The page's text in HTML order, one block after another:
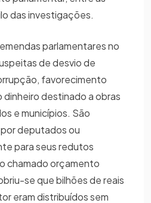
das investigações.
parlamentares no
de desvio de
favorecimento
dinheiro destinado a obras
e municípios. São
deputados ou
para seus redutos
chamado orçamento
se que bilhões de reais
eram distribuídos sem